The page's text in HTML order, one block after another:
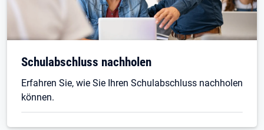
Schulabschluss nachholen
Erfahren Sie, wie Sie Ihren Schulabschluss nachholen
können.